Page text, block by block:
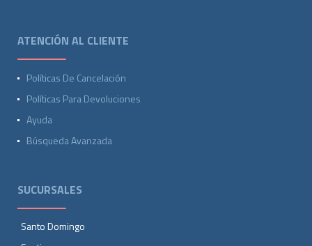
ATENCIÓN AL CLIENTE
Políticas De Cancelación
Políticas Para Devoluciones
Ayuda
Búsqueda Avanzada
SUCURSALES
Santo Domingo